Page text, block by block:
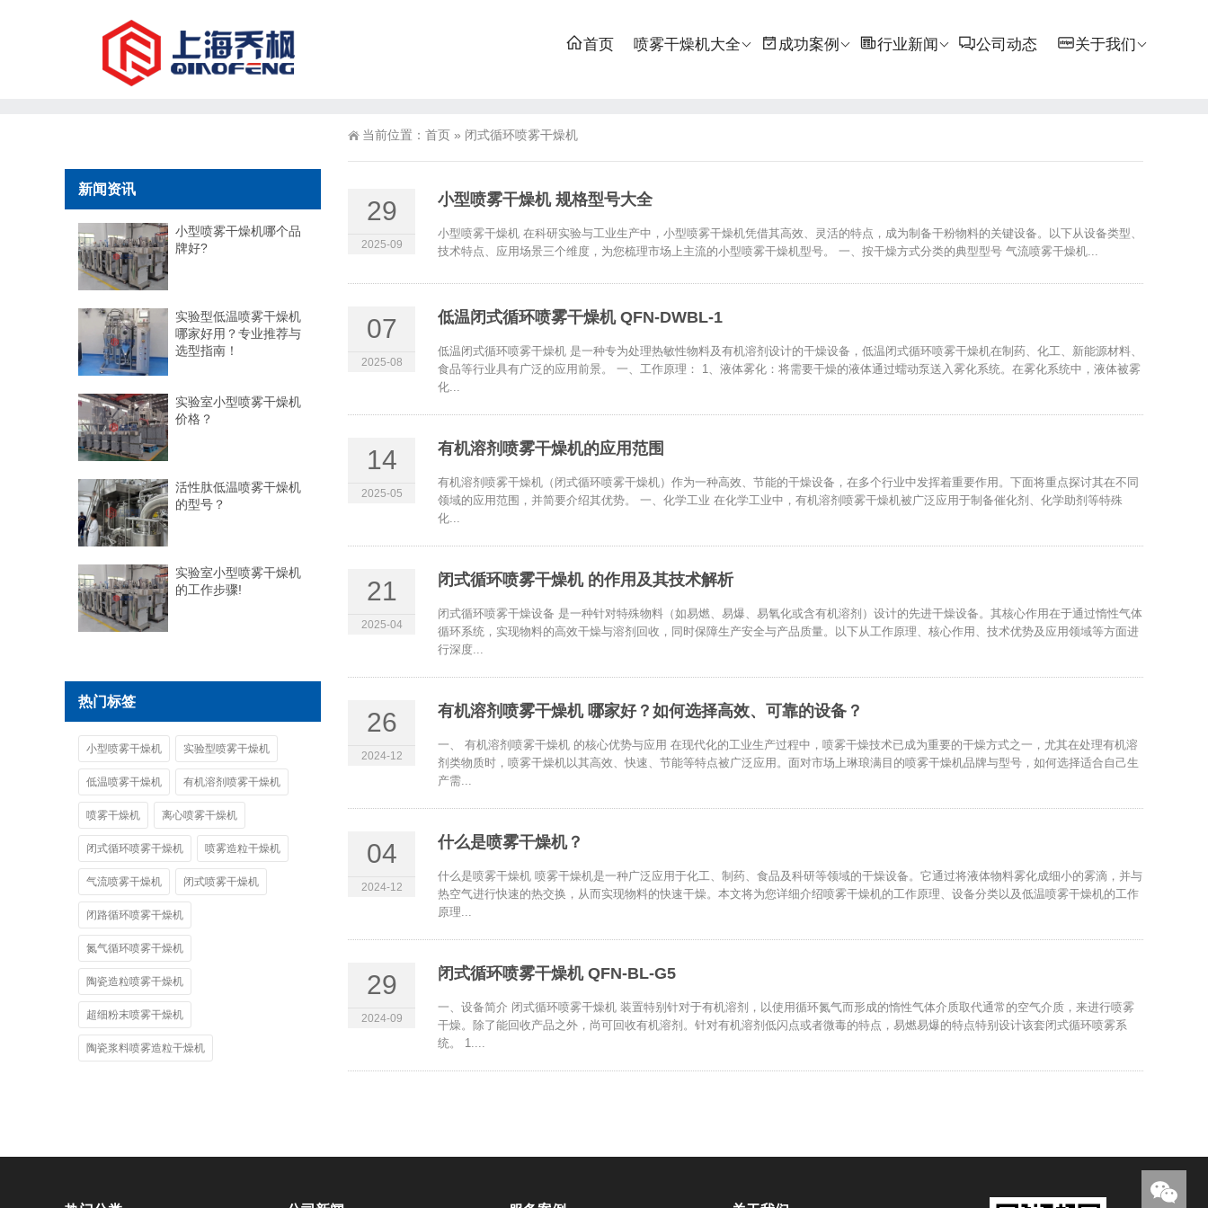
首页 喷雾干燥机大全 成功案例 行业新闻 公司动态 关于我们
当前位置： 首页 » 闭式循环喷雾干燥机
29
2025-09
小型喷雾干燥机 规格型号大全
小型喷雾干燥机 在科研实验与工业生产中，小型喷雾干燥机凭借其高效、灵活的特点，成为制备干粉物料的关键设备。以下从设备类型、
技术特点、应用场景三个维度，为您梳理市场上主流的小型喷雾干燥机型号。 一、按干燥方式分类的典型型号 ‌气流喷雾干燥机‌...
07
2025-08
低温闭式循环喷雾干燥机 QFN-DWBL-1
低温闭式循环喷雾干燥机 是一种专为处理热敏性物料及有机溶剂设计的干燥设备，低温闭式循环喷雾干燥机在制药、化工、新能源材料、
食品等行业具有广泛的应用前景。 一、工作原理： 1、液体雾化‌：将需要干燥的液体通过蠕动泵送入雾化系统。在雾化系统中，液体被雾
化...
14
2025-05
有机溶剂喷雾干燥机的应用范围
‌有机溶剂喷雾干燥机（闭式循环喷雾干燥机）作为一种高效、节能的干燥设备，在多个行业中发挥着重要作用。下面将重点探讨其在不同
领域的应用范围，并简要介绍其优势。 一、化学工业 在化学工业中，有机溶剂喷雾干燥机被广泛应用于制备催化剂、化学助剂等特殊
化...
21
2025-04
闭式循环喷雾干燥机 的作用及其技术解析
闭式循环喷雾干燥设备 是一种针对特殊物料（如易燃、易爆、易氧化或含有机溶剂）设计的先进干燥设备。其核心作用在于通过惰性气体
循环系统，实现物料的高效干燥与溶剂回收，同时保障生产安全与产品质量。以下从工作原理、核心作用、技术优势及应用领域等方面进
行深度...
26
2024-12
有机溶剂喷雾干燥机 哪家好？如何选择高效、可靠的设备？
一、 有机溶剂喷雾干燥机 的核心优势与应用 在现代化的工业生产过程中，喷雾干燥技术已成为重要的干燥方式之一，尤其在处理有机溶
剂类物质时，喷雾干燥机以其高效、快速、节能等特点被广泛应用。面对市场上琳琅满目的喷雾干燥机品牌与型号，如何选择适合自己生
产需...
04
2024-12
‌什么是喷雾干燥机？‌
‌什么是喷雾干燥机 喷雾干燥机是一种广泛应用于化工、制药、食品及科研等领域的干燥设备。它通过将液体物料雾化成细小的雾滴，并与
热空气进行快速的热交换，从而实现物料的快速干燥。本文将为您详细介绍喷雾干燥机的工作原理、设备分类以及低温喷雾干燥机的工作
原理...
29
2024-09
闭式循环喷雾干燥机 QFN-BL-G5
一、设备简介 闭式循环喷雾干燥机 装置特别针对于有机溶剂，以使用循环氮气而形成的惰性气体介质取代通常的空气介质，来进行喷雾
干燥。除了能回收产品之外，尚可回收有机溶剂。针对有机溶剂低闪点或者微毒的特点，易燃易爆的特点特别设计该套闭式循环喷雾系
统。 1....
新闻资讯
小型喷雾干燥机哪个品
牌好?
实验型低温喷雾干燥机
哪家好用？专业推荐与
选型指南！
实验室小型喷雾干燥机
价格？
活性肽低温喷雾干燥机
的型号？
实验室小型喷雾干燥机
的工作步骤!
热门标签
小型喷雾干燥机 实验型喷雾干燥机
低温喷雾干燥机 有机溶剂喷雾干燥机
喷雾干燥机 离心喷雾干燥机
闭式循环喷雾干燥机 喷雾造粒干燥机
气流喷雾干燥机 闭式喷雾干燥机
闭路循环喷雾干燥机
氮气循环喷雾干燥机
陶瓷造粒喷雾干燥机
超细粉末喷雾干燥机
陶瓷浆料喷雾造粒干燥机